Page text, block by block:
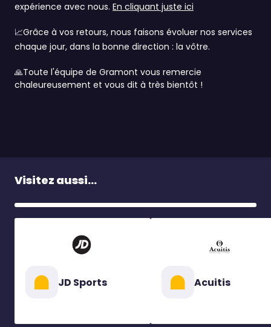
expérience avec nous. En cliquant juste ici
📈Grâce à vos retours, nous faisons évoluer nos services
chaque jour, dans la bonne direction : la vôtre.
🙏Toute l'équipe de Gramont vous remercie
chaleureusement et vous dit à très bientôt !
Visitez aussi...
JD Sports Acuitis